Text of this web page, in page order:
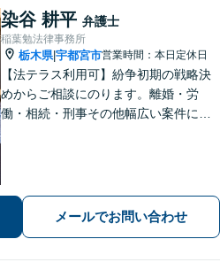
染谷 耕平 弁護士
稲葉勉法律事務所
栃木県|宇都宮市営業時間：本日定休日
【法テラス利用可】紛争初期の戦略決
めからご相談にのります。離婚・労
働・相続・刑事その他幅広い案件につ
メールでお問い合わせ